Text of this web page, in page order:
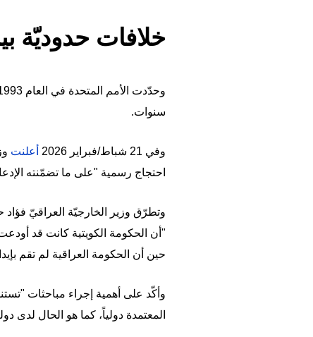
خلافات حدوديّة
سنوات.
وفي 21 شباط/فبراير 2026 أعلنت
احتجاج رسمية "على ما تضمّنته
حين أن الحكومة العراقية لم تقم
وأكّد على أهمية إجراء مباحثات
المعتمدة دولياً، كما هو الحال لدى